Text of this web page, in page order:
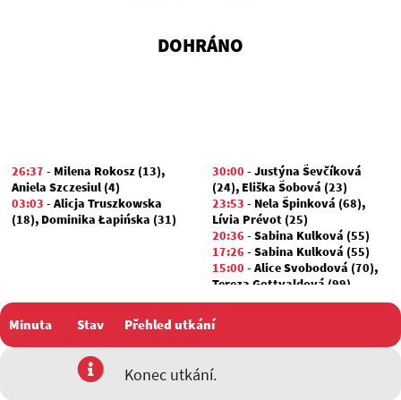
DOHRÁNO
26:37 - Milena Rokosz (13),
Aniela Szczesiul (4)
03:03 -Alicja Truszkowska
(18), Dominika Łapińska (31)
30:00 -Justýna Ševčíková
(24), Eliška Šobová (23)
23:53 - Nela Špinková (68),
Lívia Prévot (25)
20:36 -Sabina Kulková (55)
17:26 -Sabina Kulková (55)
15:00 -Alice Svobodová (70),
Tereza Gottvaldová (99)
12:54-Justýna Ševčíková (24)
Minuta Stav Přehled utkání
Konec utkání.